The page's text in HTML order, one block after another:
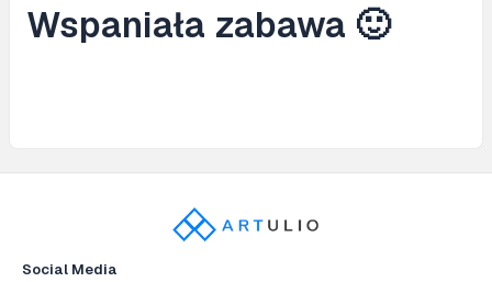
Wspaniała zabawa 🙂
Social Media